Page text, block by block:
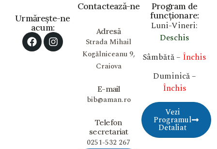
Program de
funcționare:
Luni-Vineri:
Deschis
Sâmbătă – Închis
Duminică –
Închis
Vezi
Programul
Detaliat
Contactează-ne
Adresă
Strada Mihail
Kogălniceanu 9,
Craiova
E-mail
bib@aman.ro
Telefon
secretariat
0251-532 267
Urmărește-ne
acum: